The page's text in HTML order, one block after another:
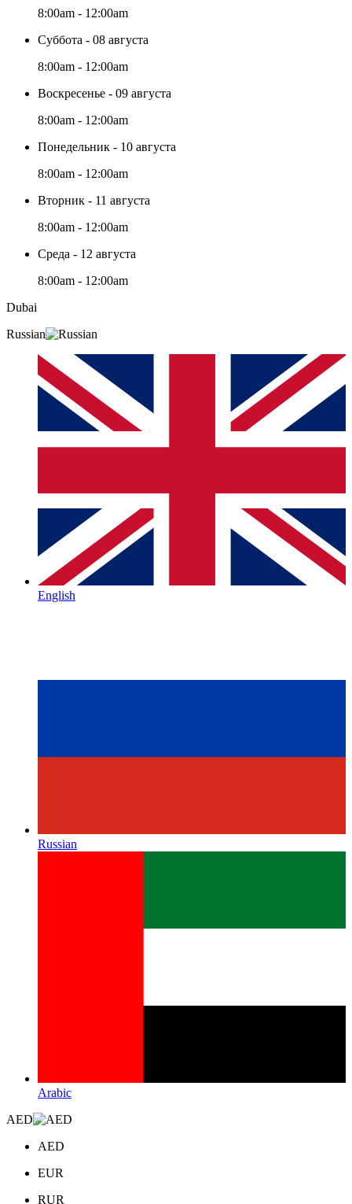
8:00am - 12:00am
Суббота - 08 августа
8:00am - 12:00am
Воскресенье - 09 августа
8:00am - 12:00am
Понедельник - 10 августа
8:00am - 12:00am
Вторник - 11 августа
8:00am - 12:00am
Среда - 12 августа
8:00am - 12:00am
Dubai
Russian
English
Russian
Arabic
AED
AED
EUR
RUR